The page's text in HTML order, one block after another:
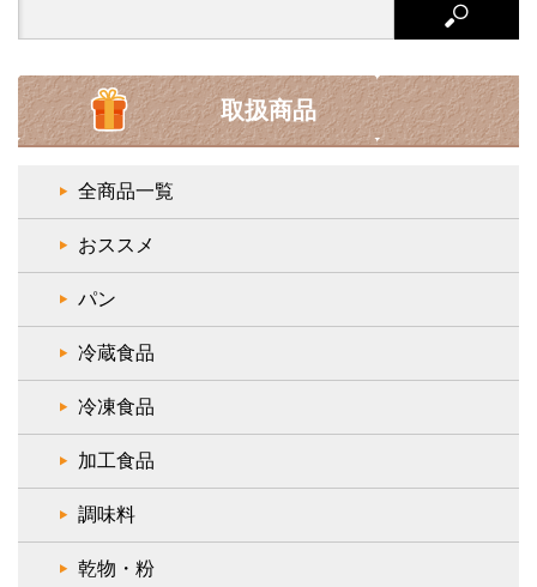
取扱商品
全商品一覧
おススメ
パン
冷蔵食品
冷凍食品
加工食品
調味料
乾物・粉